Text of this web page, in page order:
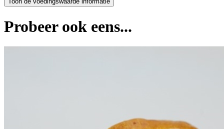
Probeer ook eens...